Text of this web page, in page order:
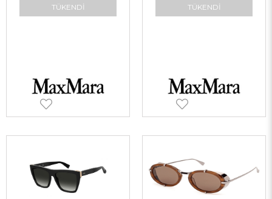
TÜKENDI TÜKENDI